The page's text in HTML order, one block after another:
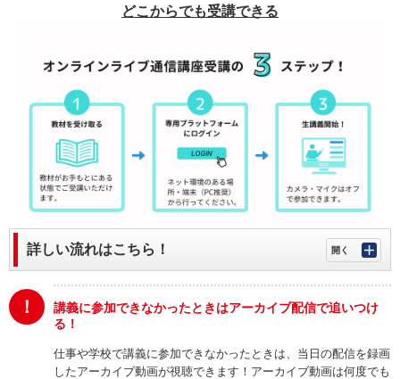
どこからでも受講できる
詳しい流れはこちら！
！
講義に参加できなかったときはアーカイブ配信で追いつけ
る！
仕事や学校で講義に参加できなかったときは、当日の配信を録画
したアーカイブ動画が視聴できます！アーカイブ動画は何度でも